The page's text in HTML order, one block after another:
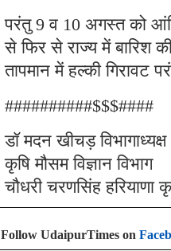
परंतु 9 व 10 अगस्त को
से फिर से राज्य में बारिश
तापमान में हल्की गिरावट
##########$$$####
डॉ मदन खीचड़ विभागाध्यक्ष
कृषि मौसम विज्ञान विभाग
चौधरी चरणसिंह हरियाणा
Follow UdaipurTimes on